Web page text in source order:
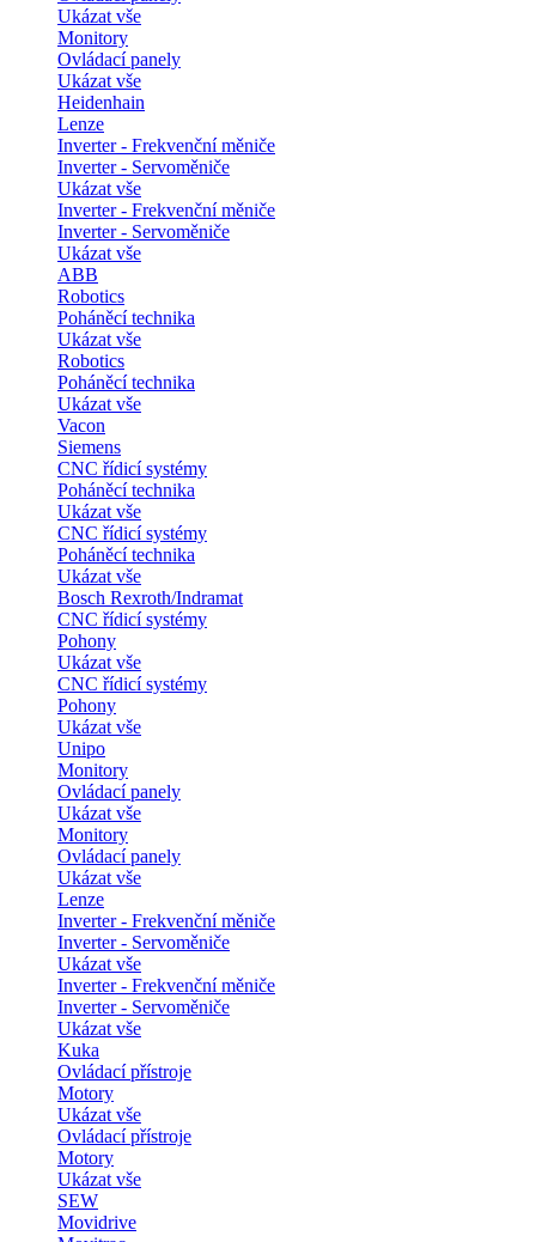
Ukázat vše
Monitory
Ovládací panely
Ukázat vše
Heidenhain
Lenze
Inverter - Frekvenční měniče
Inverter - Servoměniče
Ukázat vše
Inverter - Frekvenční měniče
Inverter - Servoměniče
Ukázat vše
ABB
Robotics
Poháněcí technika
Ukázat vše
Robotics
Poháněcí technika
Ukázat vše
Vacon
Siemens
CNC řídicí systémy
Poháněcí technika
Ukázat vše
CNC řídicí systémy
Poháněcí technika
Ukázat vše
Bosch Rexroth/Indramat
CNC řídicí systémy
Pohony
Ukázat vše
CNC řídicí systémy
Pohony
Ukázat vše
Unipo
Monitory
Ovládací panely
Ukázat vše
Monitory
Ovládací panely
Ukázat vše
Lenze
Inverter - Frekvenční měniče
Inverter - Servoměniče
Ukázat vše
Inverter - Frekvenční měniče
Inverter - Servoměniče
Ukázat vše
Kuka
Ovládací přístroje
Motory
Ukázat vše
Ovládací přístroje
Motory
Ukázat vše
SEW
Movidrive